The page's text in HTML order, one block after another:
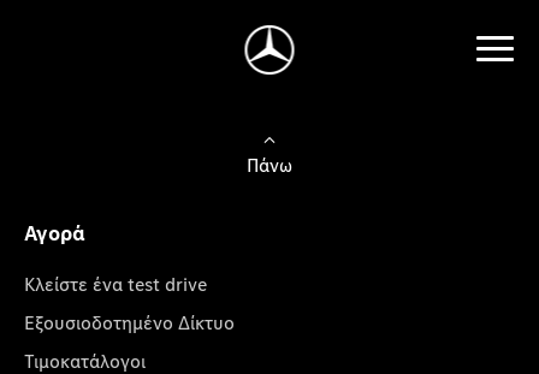
Πάνω
Αγορά
Κλείστε ένα test drive
Εξουσιοδοτημένο Δίκτυο
Τιμοκατάλογοι